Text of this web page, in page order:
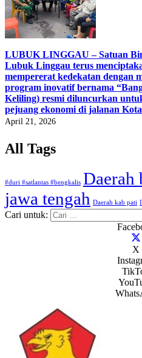
LUBUK LINGGAU – Satuan
Lubuk Linggau terus
mempererat kedekatan dengan
program inovatif bernama
Keliling) resmi diluncurkan
pejuang ekonomi di jalanan
April 21, 2026
All Tags
#duri #satlantas #bengkalis Daerah
jawa tengah Daerah kab pati
Cari untuk:
X